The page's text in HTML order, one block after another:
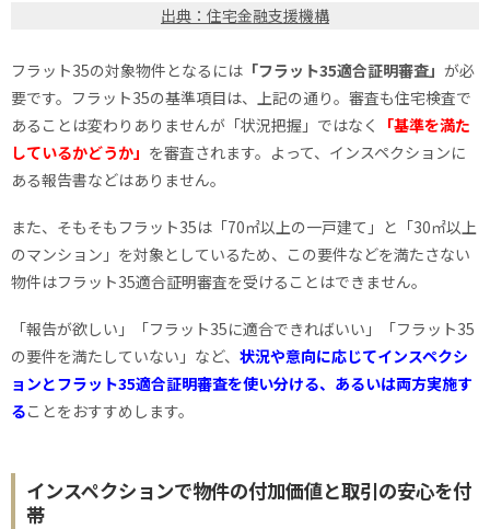
出典：住宅金融支援機構
フラット35の対象物件となるには 「フラット35適合証明審査」 が必
要です。フラット35の基準項目は、上記の通り。審査も住宅検査で
あることは変わりありませんが「状況把握」ではなく
「基準を満た
しているかどうか」 を審査されます。よって、インスペクションに
ある報告書などはありません。
また、そもそもフラット35は「70㎡以上の一戸建て」と「30㎡以上
のマンション」を対象としているため、この要件などを満たさない
物件はフラット35適合証明審査を受けることはできません。
「報告が欲しい」「フラット35に適合できればいい」「フラット35
の要件を満たしていない」など、 状況や意向に応じてインスペクシ
ョンとフラット35適合証明審査を使い分ける、あるいは両方実施す
ることをおすすめします。
インスペクションで物件の付加価値と取引の安心を付
帯